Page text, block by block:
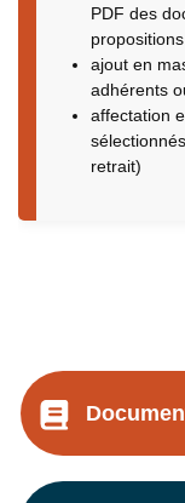
PDF des
ajout en
adhérents
affectation
retrait)